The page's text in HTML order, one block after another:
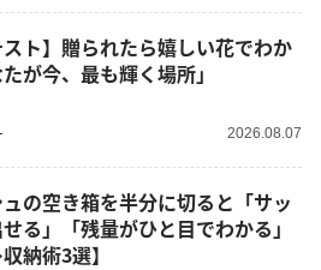
スト】贈られたら嬉しい花でわか
が今、最も輝く場所」
2026.08.07
の空き箱を半分に切ると「サッ
る」「残量がひと目でわかる」
納術3選】